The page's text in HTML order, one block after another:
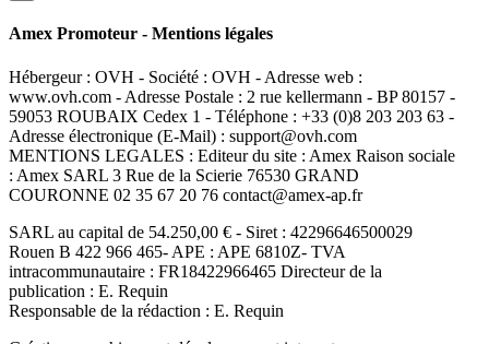
Amex Promoteur - Mentions légales
Hébergeur : OVH - Société : OVH - Adresse web :
www.ovh.com - Adresse Postale : 2 rue kellermann - BP 80157 -
59053 ROUBAIX Cedex 1 - Téléphone : +33 (0)8 203 203 63 -
Adresse électronique (E-Mail) : support@ovh.com
MENTIONS LEGALES : Editeur du site : Amex Raison sociale
: Amex SARL 3 Rue de la Scierie 76530 GRAND
COURONNE 02 35 67 20 76 contact@amex-ap.fr
SARL au capital de 54.250,00 € - Siret : 42296646500029
Rouen B 422 966 465- APE : APE 6810Z- TVA
intracommunautaire : FR18422966465 Directeur de la
publication : E. Requin
Responsable de la rédaction : E. Requin